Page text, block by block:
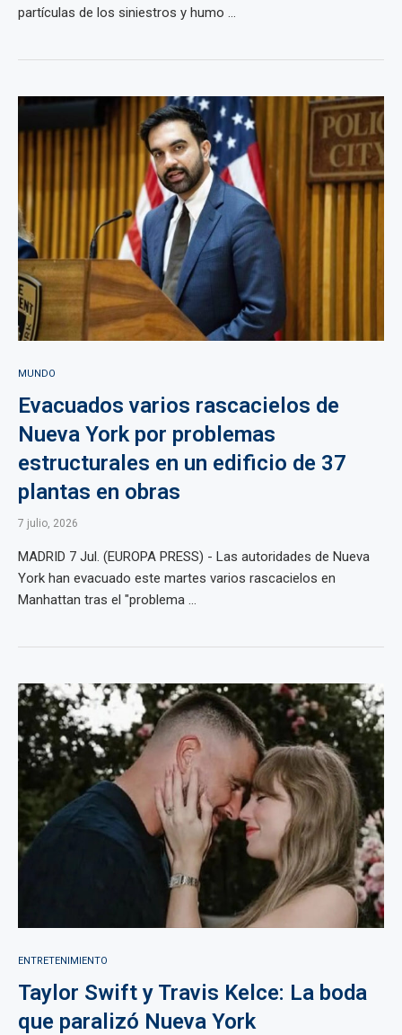
partículas de los siniestros y humo ...
MUNDO
Evacuados varios rascacielos de
Nueva York por problemas
estructurales en un edificio de 37
plantas en obras
7 julio, 2026
MADRID 7 Jul. (EUROPA PRESS) - Las autoridades de Nueva
York han evacuado este martes varios rascacielos en
Manhattan tras el "problema ...
ENTRETENIMIENTO
Taylor Swift y Travis Kelce: La boda
que paralizó Nueva York